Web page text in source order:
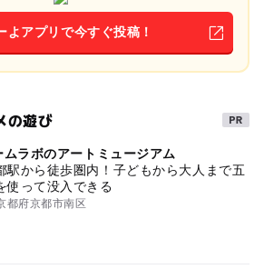
よアプリで今すぐ投稿！
の遊び
ラボのアートミュージアム
駅から徒歩圏内！子どもから大人まで五
使って没入できる
都府京都市南区